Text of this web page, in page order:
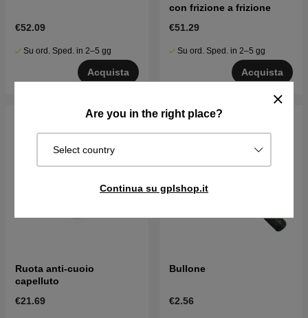
Are you in the right place?
Select country
Continua su gplshop.it
€52.09
Su ord. Sped. in 2–5 gg
Acquista
con frizione a frizione
€51.29
Su ord. Sped. in 2–5 gg
Acquista
Ruota anti-cuoio
capelluto
€21.69
Bullone
€2.56